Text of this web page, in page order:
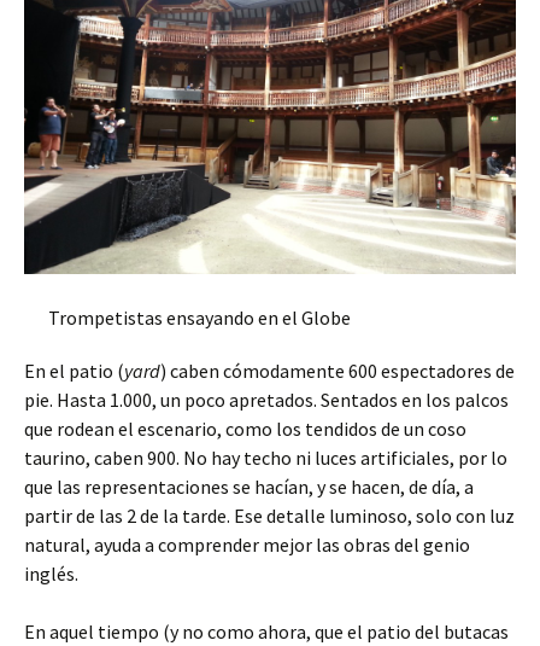
Trompetistas ensayando en el Globe
En el patio (yard) caben cómodamente 600 espectadores de
pie. Hasta 1.000, un poco apretados. Sentados en los palcos
que rodean el escenario, como los tendidos de un coso
taurino, caben 900. No hay techo ni luces artificiales, por lo
que las representaciones se hacían, y se hacen, de día, a
partir de las 2 de la tarde. Ese detalle luminoso, solo con luz
natural, ayuda a comprender mejor las obras del genio
inglés.
En aquel tiempo (y no como ahora, que el patio del butacas